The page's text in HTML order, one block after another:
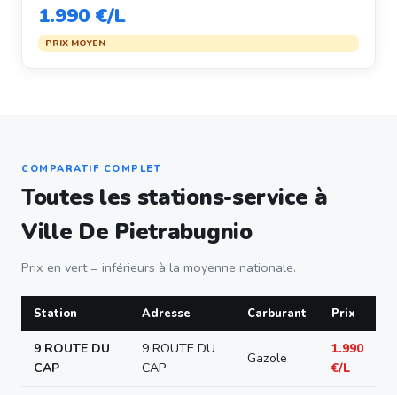
1.990 €/L
PRIX MOYEN
COMPARATIF COMPLET
Toutes les stations-service à
Ville De Pietrabugnio
Prix en vert = inférieurs à la moyenne nationale.
Station Adresse Carburant Prix
9 ROUTE DU
CAP
9 ROUTE DU
CAP
Gazole
1.990
€/L